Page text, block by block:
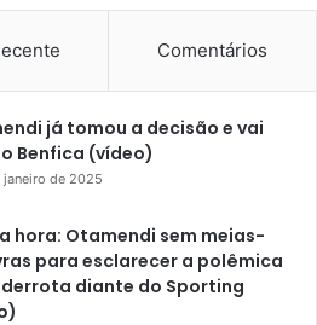
Comentários
já tomou a decisão e vai
Benfica (vídeo)
janeiro de 2025
hora: Otamendi sem meias-
para esclarecer a polêmica
diante do Sporting